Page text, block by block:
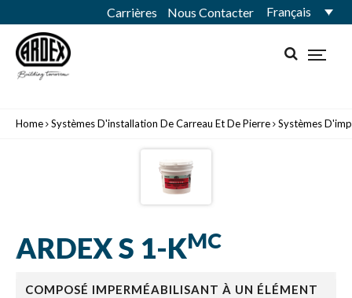
Carrières Nous Contacter Français
Home Systèmes D'installation De Carreau Et De Pierre Systèmes
ARDEX S 1-KMC
COMPOSÉ IMPERMÉABILISANT À UN ÉLÉMENT